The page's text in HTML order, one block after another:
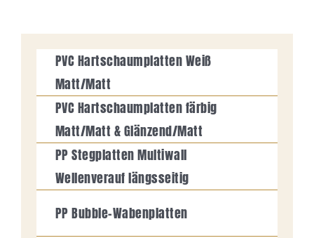
PRODUKTE
KURSE/CHARTS
KONTAKT
PVC Hartschaumplatten Weiß
Matt/Matt
PVC Hartschaumplatten färbig
Matt/Matt & Glänzend/Matt
PP Stegplatten Multiwall
Wellenverauf längsseitig
PP Bubble-Wabenplatten